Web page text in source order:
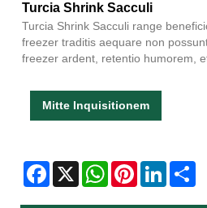
Turcia Shrink Sacculi
Turcia Shrink Sacculi range
freezer traditis aequare non
freezer ardent, retentio humorem,
Mitte Inquisitionem
Facebook
X WhatsAppPinterestLinkedIn